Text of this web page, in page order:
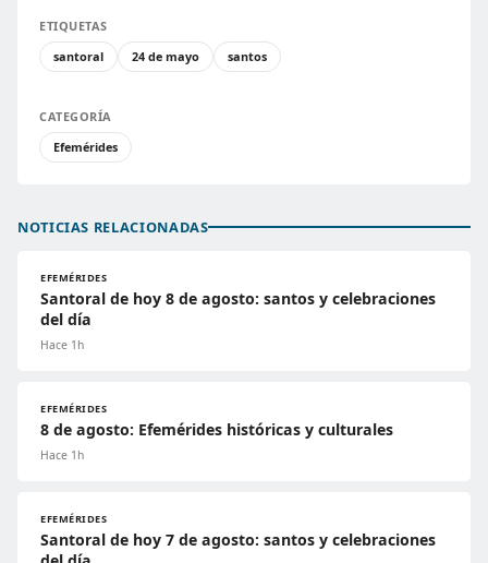
ETIQUETAS
santoral
24 de mayo santos
CATEGORÍA
Efemérides
NOTICIAS RELACIONADAS
EFEMÉRIDES
Santoral de hoy 8 de agosto: santos y celebraciones
del día
Hace 1h
EFEMÉRIDES
8 de agosto: Efemérides históricas y culturales
Hace 1h
EFEMÉRIDES
Santoral de hoy 7 de agosto: santos y celebraciones